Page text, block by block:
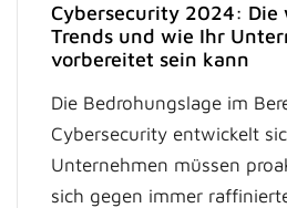
Cybersecurity 2024: Die
Trends und wie Ihr
vorbereitet sein kann
Die Bedrohungslage im
Cybersecurity entwickelt
Unternehmen müssen
sich gegen immer